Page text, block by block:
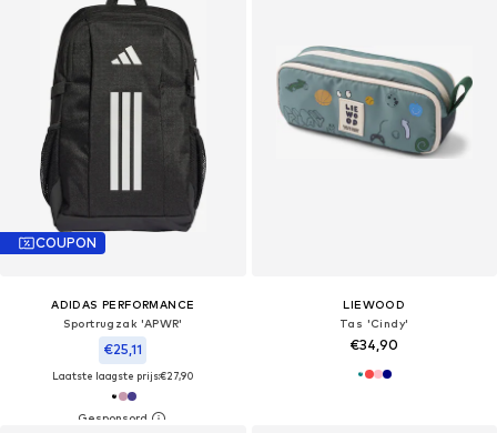
COUPON
ADIDAS PERFORMANCE
Sportrugzak 'APWR'
€25,11
Laatste laagste prijs:€27,90
LIEWOOD
Tas 'Cindy'
€34,90